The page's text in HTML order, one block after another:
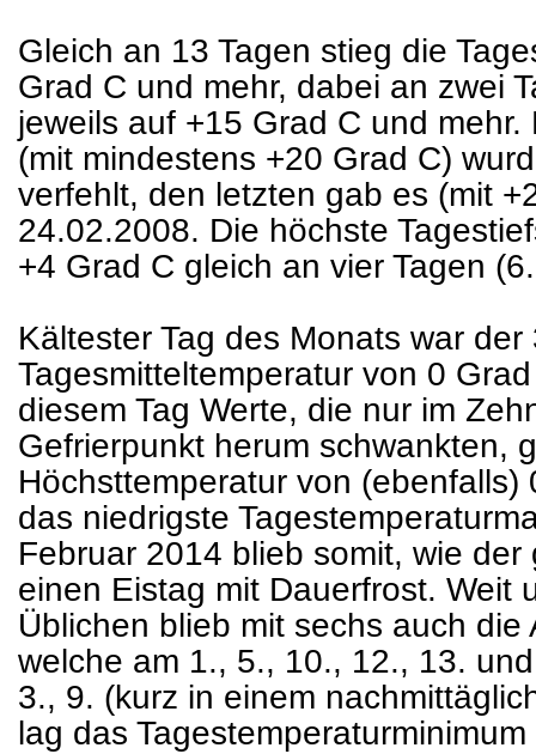
Gleich an 13 Tagen stieg die
Grad C und mehr, dabei an zwei
jeweils auf +15 Grad C und mehr.
(mit mindestens +20 Grad C)
verfehlt, den letzten gab es (mit
24.02.2008. Die höchste
+4 Grad C gleich an vier Tagen
Kältester Tag des Monats war der
Tagesmitteltemperatur von 0
diesem Tag Werte, die nur im
Gefrierpunkt herum schwankten,
Höchsttemperatur von
das niedrigste
Februar 2014 blieb somit, wie
einen Eistag mit Dauerfrost. Weit
Üblichen blieb mit sechs auch
welche am 1., 5., 10., 12., 13.
3., 9. (kurz in einem
lag das